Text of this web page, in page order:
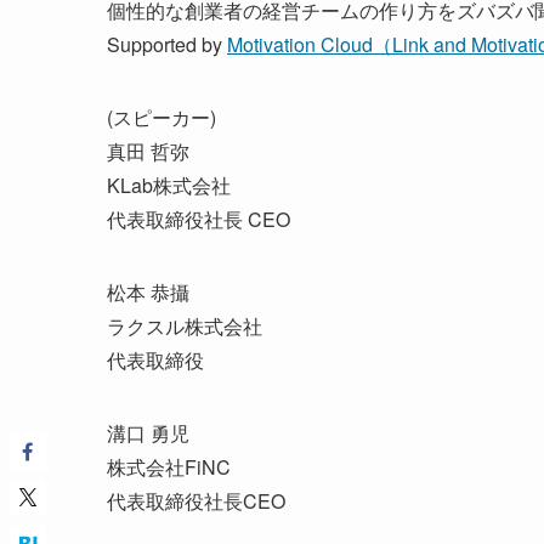
個性的な創業者の経営チームの作り方をズバズバ
Supported by Motivation Cloud（Link and
(スピーカー)
真田 哲弥
KLab株式会社
代表取締役社長 CEO
松本 恭攝
ラクスル株式会社
代表取締役
溝口 勇児
株式会社FiNC
代表取締役社長CEO